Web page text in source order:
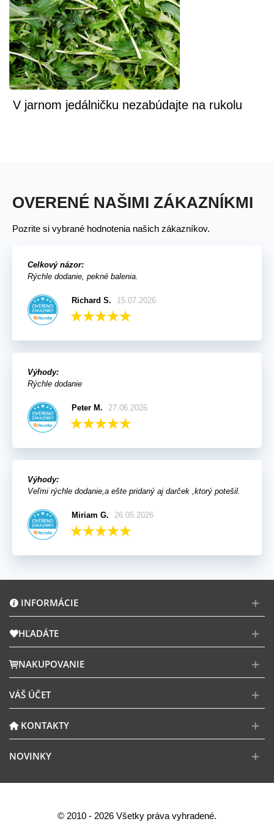
V jarnom jedálničku nezabúdajte na rukolu
OVERENÉ NAŠIMI ZÁKAZNÍKMI
Pozrite si vybrané hodnotenia našich zákazníkov.
Celkový názor:
Rýchle dodanie, pekné balenia.
Richard S. 15.07.2026
Výhody:
Rýchle dodanie
Peter M. 27.06.2026
Výhody:
Veľmi rýchle dodanie,a ešte pridaný aj darček ,ktorý potešil.
Miriam G. 26.05.2026
INFORMÁCIE
HĽADÁTE
NAKUPOVANIE
VÁŠ ÚČET
KONTAKTY
NOVINKY
© 2010 - 2026 Všetky práva vyhradené.